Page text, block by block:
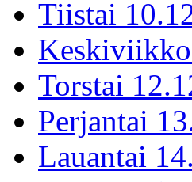
Tiistai
Torstai
Perjantai
Lauantai